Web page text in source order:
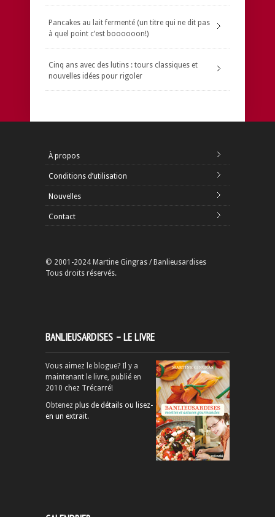
Pancakes au lait fermenté (un titre qui ne dit pas
à quel point c’est boooooon!)
Cinq ans avec des lutins : tours classiques et
nouvelles idées pour rigoler
À propos
Conditions d’utilisation
Nouvelles
Contact
© 2001-2024 Martine Gingras / Banlieusardises
Tous droits réservés.
BANLIEUSARDISES – LE LIVRE
Vous aimez le blogue? Il y a
maintenant le livre, publié en
2010 chez Trécarré!
Obtenez plus de détails ou lisez-
en un extrait.